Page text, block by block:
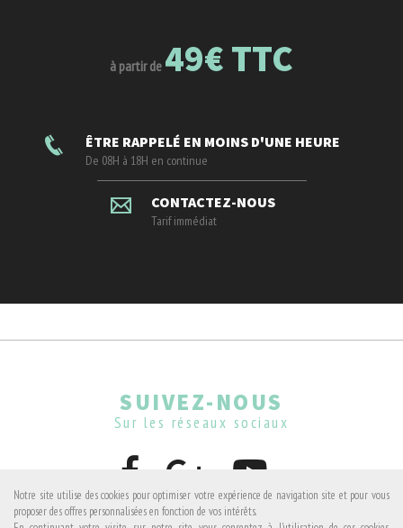
à partir de 49€ TTC
ÊTRE RAPPELÉ EN MOINS D'UNE HEURE
De 08H à 18H en continue
CONTACTEZ-NOUS
Tarif immédiat
SUIVEZ-NOUS
Sur les réseaux sociaux
Notre site utilise des cookies pour optimiser votre expérience de navigation site et pour vous
proposer des offres personnalisées en fonction de vos intérêts.